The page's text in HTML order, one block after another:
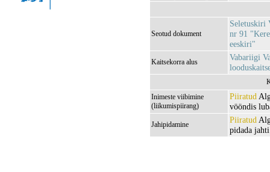
Seotud dokument
Seletuskiri
nr 91
eeskiri"
Kaitsekorra alus
Vabariigi
Inimeste viibimine
(liikumispiirang)
Piiratud
vööndis
Jahipidamine Piiratud
pidada